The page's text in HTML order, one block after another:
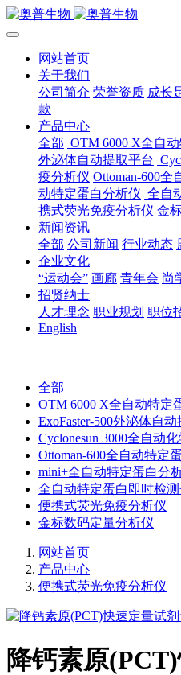
网站首页
关于我们
公司简介 荣誉资质 成长
款
产品中心
全部 OTM 6000 X全自
外泌体自动提取平台
疫分析仪 Ottoman-600全
动特定蛋白分析仪 全自
携式荧光免疫分析仪 金
新闻资讯
全部 公司新闻 行业动态
企业文化
“运动会” 画廊 青年会 尚
招贤纳士
人才理念 职业规划 职位
English
全部
OTM 6000 X全自动特定
ExoFaster-500外泌体自
Cyclonesun 3000全自动
Ottoman-600全自动特定
mini+全自动特定蛋白分
全自动特定蛋白即时检
便携式荧光免疫分析仪
金标数码定量分析仪
网站首页
产品中心
便携式荧光免疫分析仪
降钙素原